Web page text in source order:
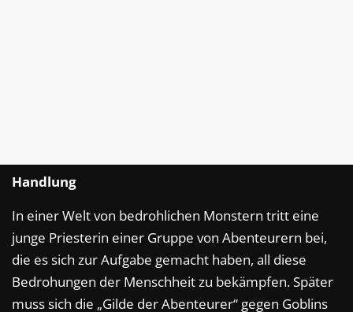
Handlung
In einer Welt von bedrohlichen Monstern tritt eine
junge Priesterin einer Gruppe von Abenteurern bei,
die es sich zur Aufgabe gemacht haben, all diese
Bedrohungen der Menschheit zu bekämpfen. Später
muss sich die „Gilde der Abenteurer“ gegen Goblins